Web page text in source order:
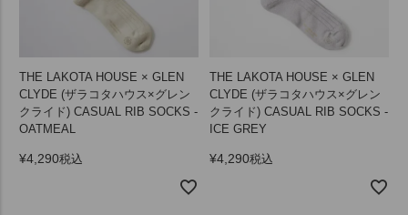
THE LAKOTA HOUSE × GLEN
CLYDE (ザラコタハウス×グレン
クライド) CASUAL RIB SOCKS -
OATMEAL
¥4,290税込
THE LAKOTA HOUSE × GLEN
CLYDE (ザラコタハウス×グレン
クライド) CASUAL RIB SOCKS -
ICE GREY
¥4,290税込